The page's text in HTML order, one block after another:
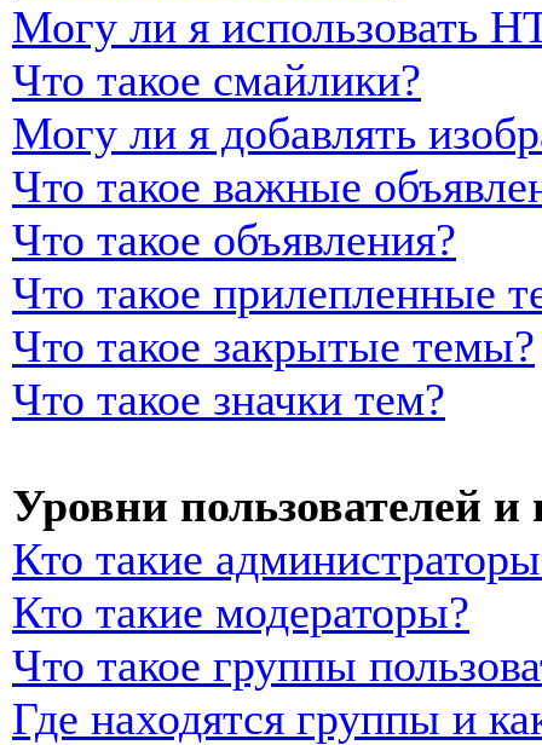
Могу ли я использовать
Что такое смайлики?
Могу ли я добавлять
Что такое важные
Что такое объявления?
Что такое прилепленные
Что такое закрытые темы?
Что такое значки тем?
Уровни пользователей
Кто такие
Кто такие модераторы?
Что такое группы
Где находятся группы и